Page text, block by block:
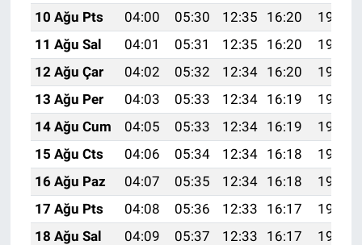
10 Ağu Pts
04:00 05:30 12:35 16:20
19:29
11 Ağu Sal
04:01 05:31 12:35 16:20
19:28
12 Ağu Çar
04:02 05:32 12:34 16:20
19:27
13 Ağu Per
04:03 05:33 12:34 16:19
19:26
14 Ağu Cum
04:05 05:33 12:34 16:19
19:25
15 Ağu Cts
04:06 05:34 12:34 16:18
19:23
16 Ağu Paz
04:07 05:35 12:34 16:18
19:22
17 Ağu Pts
04:08 05:36 12:33 16:17
19:21
18 Ağu Sal
04:09 05:37 12:33 16:17
19:20